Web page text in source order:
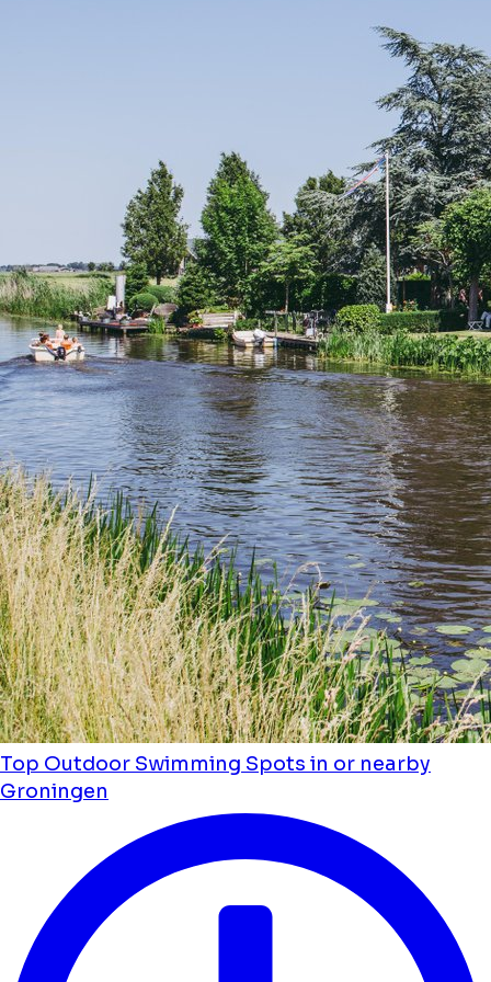
Top Outdoor Swimming Spots in or nearby
Groningen